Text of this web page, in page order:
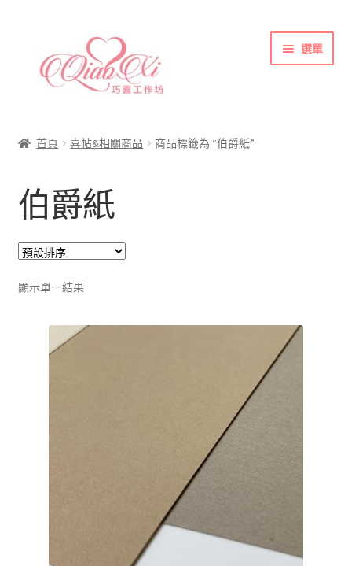
容
選單
喜帖&相關商品
彩色(相片)印刷注意事項
索取喜帖樣本須知
訂購須知
聯絡方式
首頁 喜帖&相關商品 商品標籤為 “伯爵紙”
伯爵紙
顯示單一結果